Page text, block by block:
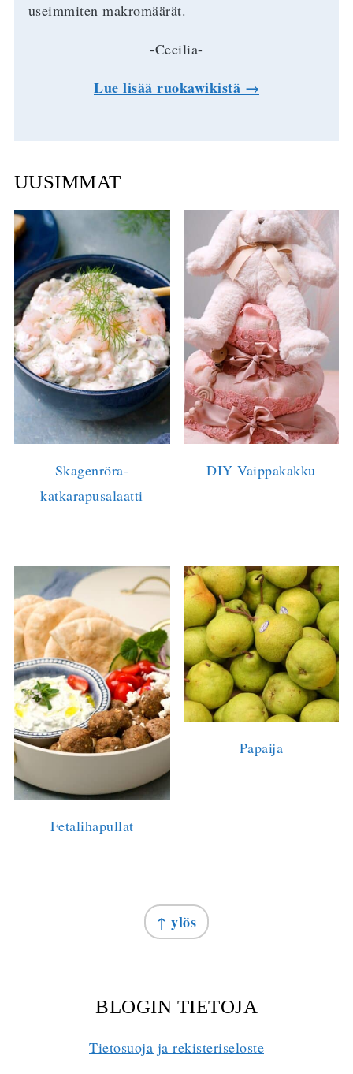
useimmiten makromäärät.
-Cecilia-
Lue lisää ruokawikistä →
UUSIMMAT
Skagenröra-
katkarapusalaatti
DIY Vaippakakku
Fetalihapullat
Papaija
↑ ylös
BLOGIN TIETOJA
Tietosuoja ja rekisteriseloste